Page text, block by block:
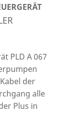
PLD A 067
der
alle
Plus in